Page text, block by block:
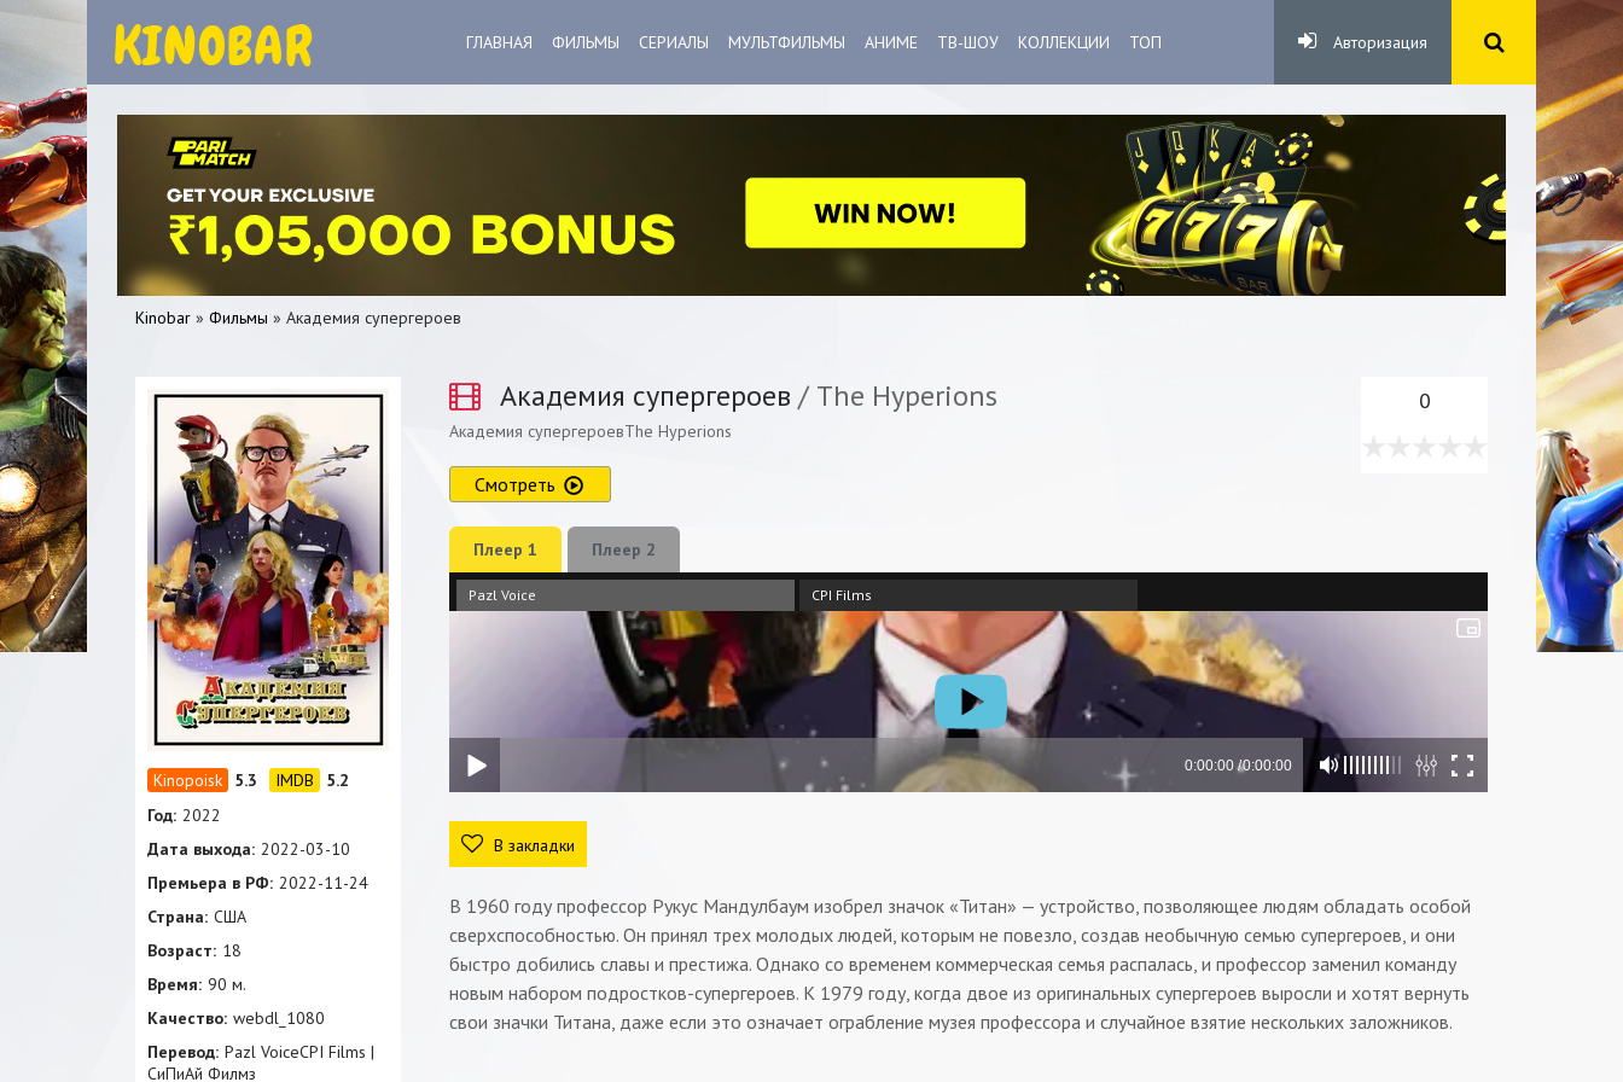
ГЛАВНАЯ ФИЛЬМЫ СЕРИАЛЫ МУЛЬТФИЛЬМЫ АНИМЕ ТВ-ШОУ КОЛЛЕКЦИИ ТОП Авторизация
Kinobar » Фильмы » Академия супергероев
Академия супергероев / The Hyperions
Академия супергероевThe Hyperions
0
0
1 2 3 4
Смотреть
Плеер 1 Плеер 2
Pazl Voice CPI Films
В закладки
В 1960 году профессор Рукус Мандулбаум изобрел значок «Титан» — устройство, позволяющее людям обладать особой
сверхспособностью. Он принял трех молодых людей, которым не повезло, создав необычную семью супергероев, и они
быстро добились славы и престижа. Однако со временем коммерческая семья распалась, и профессор заменил команду
новым набором подростков-супергероев. К 1979 году, когда двое из оригинальных супергероев выросли и хотят вернуть
свои значки Титана, даже если это означает ограбление музея профессора и случайное взятие нескольких заложников.
5.3
5.2
Год: 2022
Дата выхода: 2022-03-10
Премьера в РФ: 2022-11-24
Страна: США
Возраст: 18
Время: 90 м.
Качество: webdl_1080
Перевод: Pazl VoiceCPI Films |
СиПиАй Филмз